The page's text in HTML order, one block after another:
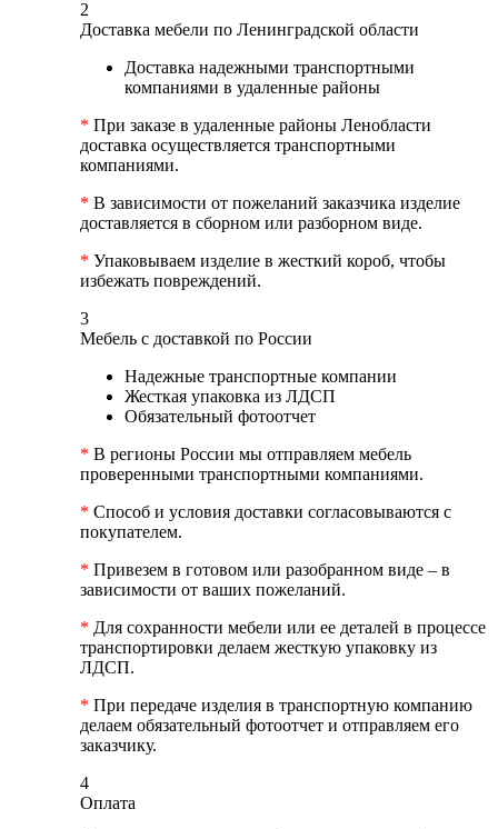
2
Доставка мебели по Ленинградской области
Доставка надежными транспортными
компаниями в удаленные районы
* При заказе в удаленные районы Ленобласти
доставка осуществляется транспортными
компаниями.
* В зависимости от пожеланий заказчика изделие
доставляется в сборном или разборном виде.
* Упаковываем изделие в жесткий короб, чтобы
избежать повреждений.
3
Мебель с доставкой по России
Надежные транспортные компании
Жесткая упаковка из ЛДСП
Обязательный фотоотчет
* В регионы России мы отправляем мебель
проверенными транспортными компаниями.
* Способ и условия доставки согласовываются с
покупателем.
* Привезем в готовом или разобранном виде – в
зависимости от ваших пожеланий.
* Для сохранности мебели или ее деталей в процессе
транспортировки делаем жесткую упаковку из
ЛДСП.
* При передаче изделия в транспортную компанию
делаем обязательный фотоотчет и отправляем его
заказчику.
4
Оплата